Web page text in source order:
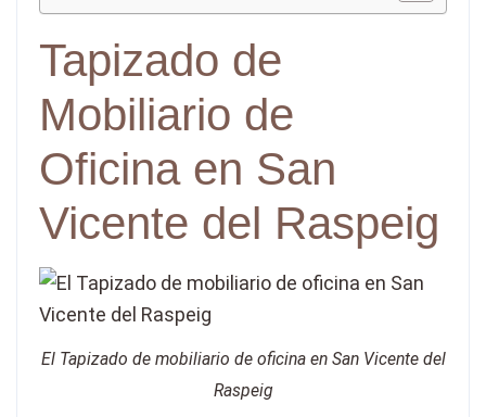
Tapizado de
Mobiliario de
Oficina en San
Vicente del Raspeig
El Tapizado de mobiliario de oficina en San Vicente del
Raspeig